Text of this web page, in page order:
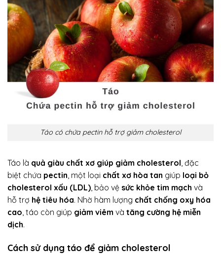
Táo có chứa pectin hỗ trợ giảm cholesterol
Táo là quả giàu chất xơ giúp giảm cholesterol, đặc
biệt chứa pectin, một loại chất xơ hòa tan giúp loại bỏ
cholesterol xấu (LDL), bảo vệ sức khỏe tim mạch và
hỗ trợ hệ tiêu hóa. Nhờ hàm lượng chất chống oxy hóa
cao, táo còn giúp giảm viêm và tăng cường hệ miễn
dịch.
Cách sử dụng táo để giảm cholesterol